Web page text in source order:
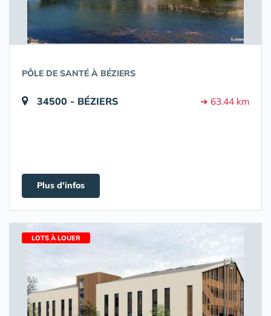
PÔLE DE SANTÉ À BÉZIERS
34500 - BÉZIERS ➔ 63.44 km
Plus d'infos
LOTS À LOUER